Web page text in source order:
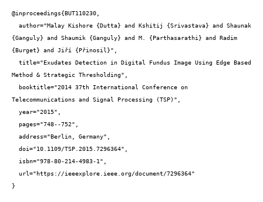
@inproceedings{BUT110230,
{Ganguly} and Shaumik {Ganguly} and M. {Parthasarathi} and Radim
{Burget} and Jiří {Přinosil}",
Method & Strategic Thresholding",
Telecommunications and Signal Processing (TSP)",
}